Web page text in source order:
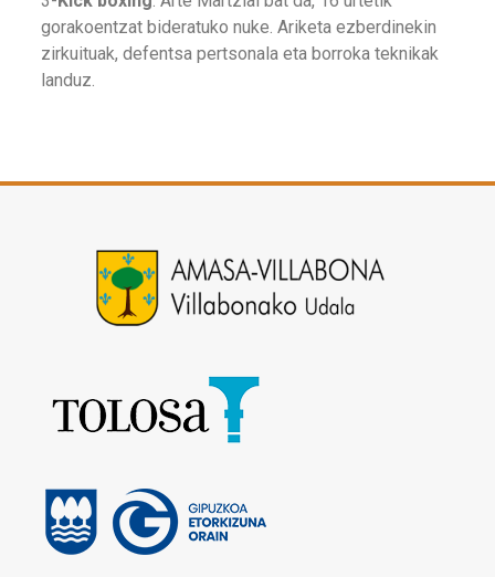
gorakoentzat bideratuko nuke. Ariketa ezberdinekin
zirkuituak, defentsa pertsonala eta borroka teknikak
landuz.